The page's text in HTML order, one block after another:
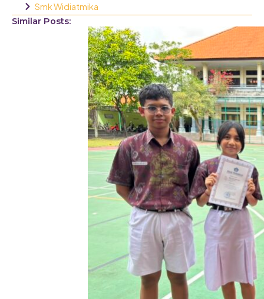
Smk Widiatmika
Similar Posts: